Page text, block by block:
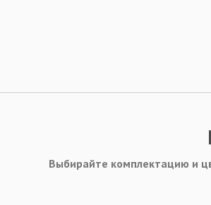
Выбирайте комплектацию и